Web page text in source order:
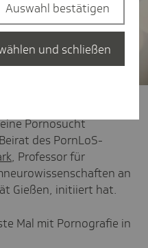
Pornosucht
des PornLoS-
, Professor für
an
Gießen, initiiert hat.
Mal mit Pornografie in
Auswahl bestätigen
und schließen